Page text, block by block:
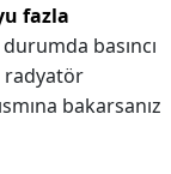
fazla
durumda basıncı
radyatör
bakarsanız